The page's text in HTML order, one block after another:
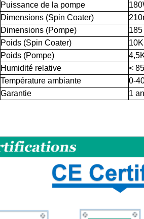
Puissance de la pompe
Dimensions (Spin Coater)
Dimensions (Pompe)
Poids (Spin Coater)
Poids (Pompe)
Humidité relative
<
Température ambiante
0-
Garantie
1 an